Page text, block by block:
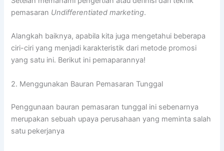
pemasaran Undifferentiated marketing.
Alangkah baiknya, apabila kita juga mengetahui beberapa
ciri-ciri yang menjadi karakteristik dari metode promosi
yang satu ini. Berikut ini pemaparannya!
2. Menggunakan Bauran Pemasaran Tunggal
Penggunaan bauran pemasaran tunggal ini sebenarnya
merupakan sebuah upaya perusahaan yang meminta salah
satu pekerjanya